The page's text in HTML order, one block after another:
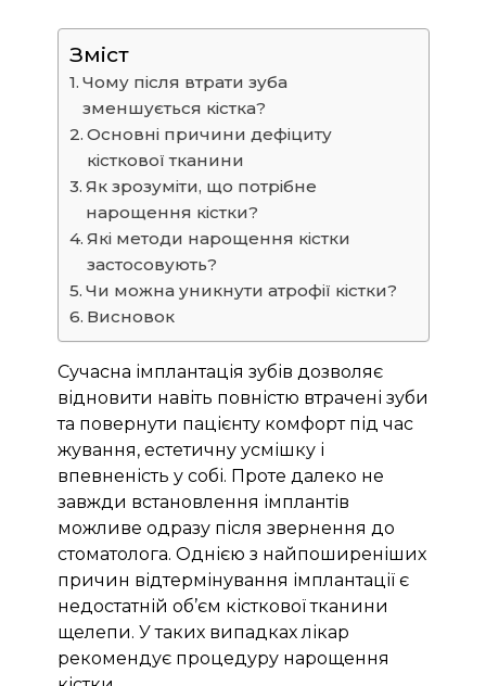
Зміст
Чому після втрати зуба
зменшується кістка?
Основні причини дефіциту
кісткової тканини
Як зрозуміти, що потрібне
нарощення кістки?
Які методи нарощення кістки
застосовують?
Чи можна уникнути атрофії кістки?
Висновок
Сучасна імплантація зубів дозволяє
відновити навіть повністю втрачені зуби
та повернути пацієнту комфорт під час
жування, естетичну усмішку і
впевненість у собі. Проте далеко не
завжди встановлення імплантів
можливе одразу після звернення до
стоматолога. Однією з найпоширеніших
причин відтермінування імплантації є
недостатній об’єм кісткової тканини
щелепи. У таких випадках лікар
рекомендує процедуру нарощення